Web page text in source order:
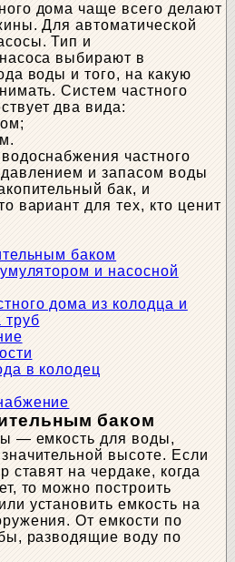
дома чаще всего делают
Для автоматической
Тип и
выбирают в
воды и того, на какую
Систем частного
два вида:
частного
и запасом воды
бак, и
вариант для тех, кто ценит
баком
и насосной
дома из колодца и
труб
в колодец
баком
— емкость для воды,
высоте. Если
ставят на чердаке, когда
то можно построить
установить емкость на
От емкости по
разводящие воду по